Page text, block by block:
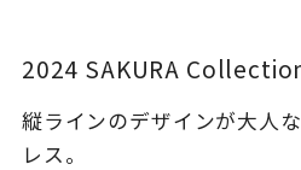
コレクション
2024 SAKURA
縦ラインのデザインが大人
レス。